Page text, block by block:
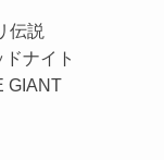
伝説
ナイト
GIANT